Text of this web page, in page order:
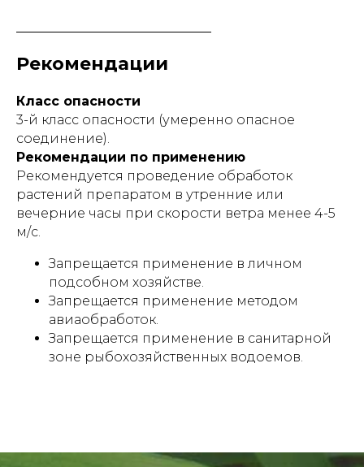
Рекомендации
Класс опасности
3-й класс опасности (умеренно опасное
соединение).
Рекомендации по применению
Рекомендуется проведение обработок
растений препаратом в утренние или
вечерние часы при скорости ветра менее 4-5
м/с.
Запрещается применение в личном
подсобном хозяйстве.
Запрещается применение методом
авиаобработок.
Запрещается применение в санитарной
зоне рыбохозяйственных водоемов.